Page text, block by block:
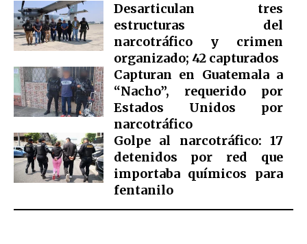
Desarticulan tres
estructuras del
narcotráfico y crimen
organizado; 42 capturados
Capturan en Guatemala a
“Nacho”, requerido por
Estados Unidos por
narcotráfico
Golpe al narcotráfico: 17
detenidos por red que
importaba químicos para
fentanilo